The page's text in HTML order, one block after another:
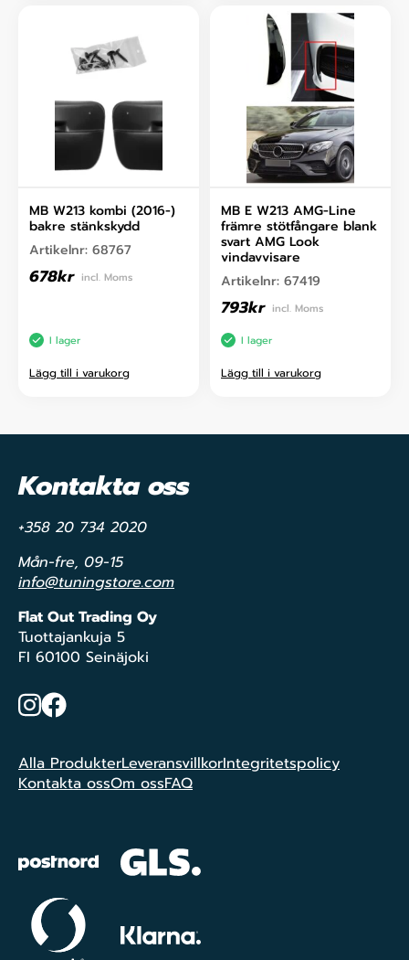
MB W213 kombi (2016-)
bakre stänkskydd
Artikelnr: 68767
678kr incl. Moms
I lager
Lägg till i varukorg
MB E W213 AMG-Line
främre stötfångare blank
svart AMG Look
vindavvisare
Artikelnr: 67419
793kr incl. Moms
I lager
Lägg till i varukorg
Kontakta oss
+358 20 734 2020
Mån-fre, 09-15
info@tuningstore.com
Flat Out Trading Oy
Tuottajankuja 5
FI 60100 Seinäjoki
Instagram
Facebook
Alla ProdukterLeveransvillkorIntegritetspolicy
Kontakta ossOm ossFAQ